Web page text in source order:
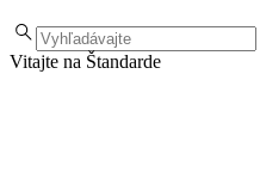
Vitajte na Štandarde